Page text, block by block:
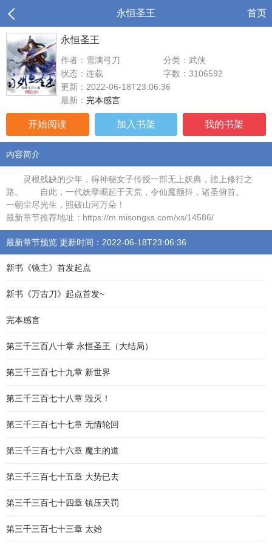
永恒圣王 首页
永恒圣王
作者：雪满弓刀
分类：武侠
状态：连载
字数：3106592
更新：2022-06-18T23:06:36
最新： 完本感言
开始阅读 加入书架 我的书架
内容简介
灵根残缺的少年，得神秘女子传授一部无上妖典，踏上修行之
路。 自此，一代妖孽崛起于天荒，令仙魔颤抖，诸圣俯首。
一朝尘尽光生，照破山河万朵！
最新章节推荐地址：https://m.misongxs.com/xs/14586/
最新章节预览 更新时间：2022-06-18T23:06:36
新书《镜主》首发起点
新书《万古刀》起点首发~
完本感言
第三千三百八十章 永恒圣王（大结局）
第三千三百七十九章 新世界
第三千三百七十八章 毁灭！
第三千三百七十七章 无情轮回
第三千三百七十六章 魔主的道
第三千三百七十五章 大势已去
第三千三百七十四章 镇压天罚
第三千三百七十三章 太始